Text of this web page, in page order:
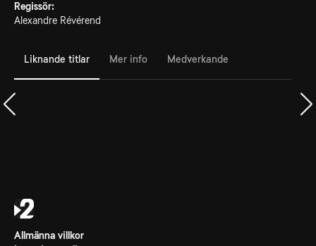
Regissör:
Alexandre Révérend
Liknande titlar Mer info Medverkande
Allmänna villkor